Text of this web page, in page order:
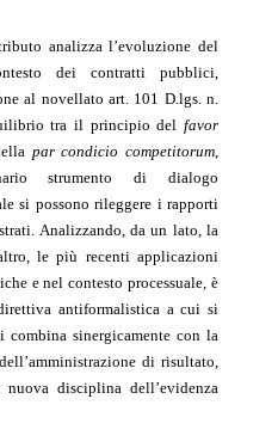
analizza l’evoluzione del
dei contratti pubblici,
al novellato art. 101 D.lgs. n.
tra il principio del favor
par condicio competitorum,
strumento di dialogo
si possono rileggere i rapporti
Analizzando, da un lato, la
le più recenti applicazioni
e nel contesto processuale, è
antiformalistica a cui si
sinergicamente con la
di risultato,
disciplina dell’evidenza